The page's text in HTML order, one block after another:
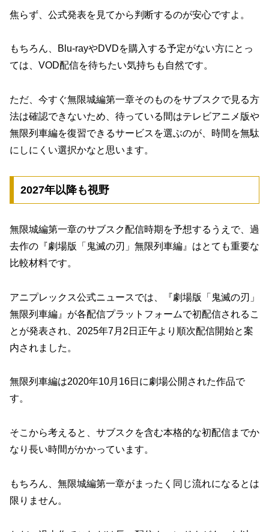
焦らず、公式発表を見てから判断するのが安心ですよ。
もちろん、Blu-rayやDVDを購入する予定がない方にとっ
ては、VOD配信を待ちたい気持ちも自然です。
ただ、今すぐ無限城編第一章そのものをサブスクで見る方
法は確認できないため、待っている間はテレビアニメ版や
無限列車編を復習できるサービスを選ぶのが、時間を無駄
にしにくい選択かなと思います。
2027年以降も視野
無限城編第一章のサブスク配信時期を予想するうえで、過
去作の『劇場版「鬼滅の刃」無限列車編』はとても重要な
比較材料です。
アニプレックス公式ニュースでは、『劇場版「鬼滅の刃」
無限列車編』が各配信プラットフォームで初配信されるこ
とが発表され、2025年7月2日正午より順次配信開始と案
内されました。
無限列車編は2020年10月16日に劇場公開された作品で
す。
そこから考えると、サブスクを含む本格的な初配信までか
なり長い時間がかかっています。
もちろん、無限城編第一章がまったく同じ流れになるとは
限りません。